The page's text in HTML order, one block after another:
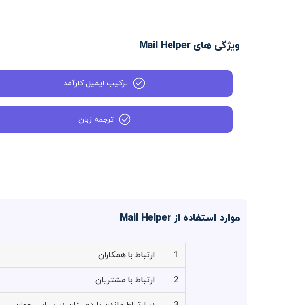
ویژگی های Mail Helper
ترکیب ایمیل کارآمد
ترجمه زبان
موارد استفاده از Mail Helper
1 ارتباط با همکاران
2 ارتباط با مشتریان